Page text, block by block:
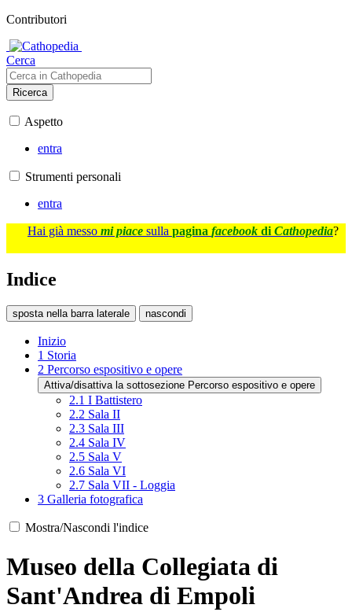
Contributori
Cerca
Ricerca
Aspetto
entra
Strumenti personali
entra
Hai già messo mi piace sulla pagina facebook di Cathopedia?
Indice
sposta nella barra laterale nascondi
Inizio
1 Storia
2 Percorso espositivo e opere
Attiva/disattiva la sottosezione Percorso espositivo e opere
2.1 I Battistero
2.2 Sala II
2.3 Sala III
2.4 Sala IV
2.5 Sala V
2.6 Sala VI
2.7 Sala VII - Loggia
3 Galleria fotografica
Mostra/Nascondi l'indice
Museo della Collegiata di
Sant'Andrea di Empoli